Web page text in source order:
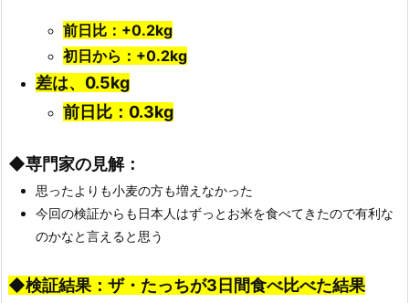
前日比：+0.2kg
初日から：+0.2kg
差は、0.5kg
前日比：0.3kg
◆専門家の見解：
思ったよりも小麦の方も増えなかった
今回の検証からも日本人はずっとお米を食べてきたので有利な
のかなと言えると思う
◆検証結果：ザ・たっちが3日間食べ比べた結果